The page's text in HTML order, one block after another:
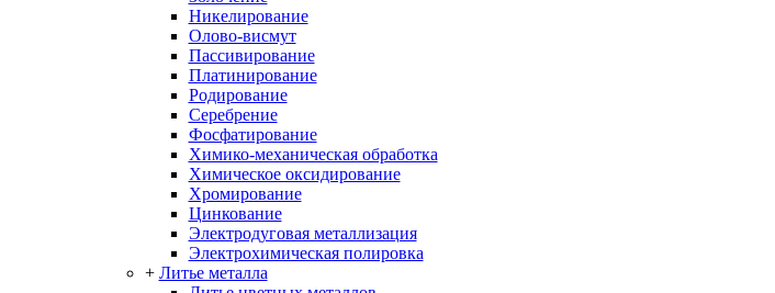
Никелирование
Олово-висмут
Пассивирование
Платинирование
Родирование
Серебрение
Фосфатирование
Химико-механическая обработка
Химическое оксидирование
Хромирование
Цинкование
Электродуговая металлизация
Электрохимическая полировка
+ Литье металла